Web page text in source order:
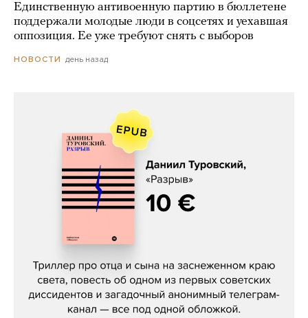
Единственную антивоенную партию в бюллетене
поддержали молодые люди в соцсетях и уехавшая
оппозиция. Ее уже требуют снять с выборов
НОВОСТИ день назад
Даниил Туровский, «Разрыв»